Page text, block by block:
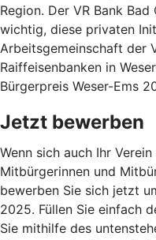
Region. Der VR Bank
wichtig, diese privaten
Arbeitsgemeinschaft der
Raiffeisenbanken in
Bürgerpreis Weser-Ems
Jetzt bewerben
Wenn sich auch Ihr
Mitbürgerinnen und
bewerben Sie sich jetzt
2025. Füllen Sie einfach
Sie mithilfe des